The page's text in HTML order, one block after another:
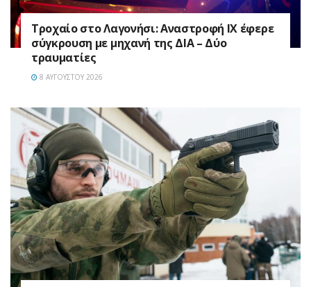
Τροχαίο στο Λαγονήσι: Αναστροφή ΙΧ έφερε
σύγκρουση με μηχανή της ΔΙΑ – Δύο
τραυματίες
8 ΑΥΓΟΎΣΤΟΥ 2026